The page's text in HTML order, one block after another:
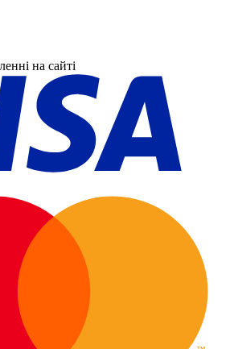
на сайті